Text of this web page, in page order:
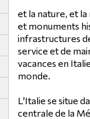
et la nature, et
et monuments
infrastructures
service et de
vacances en
monde.
L'Italie se situe
centrale de la